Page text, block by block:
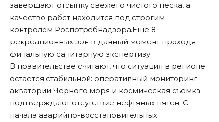
завершают отсыпку свежего чистого песка, а
качество работ находится под строгим
контролем Роспотребнадзора.Еще 8
рекреационных зон в данный момент проходят
финальную санитарную экспертизу.
В правительстве считают, что ситуация в регионе
остается стабильной: оперативный мониторинг
акватории Черного моря и космическая съемка
подтверждают отсутствие нефтяных пятен. С
начала аварийно-восстановительных